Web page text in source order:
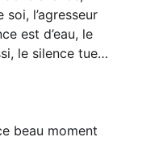
soi, l’agresseur
est d’eau, le
le silence tue…
beau moment